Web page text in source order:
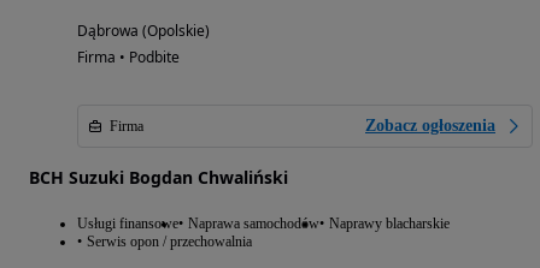
Dąbrowa (Opolskie)
Firma • Podbite
Firma Zobacz ogłoszenia
BCH Suzuki Bogdan Chwaliński
Usługi finansowe Naprawa samochodów Naprawy blacharskie
Serwis opon / przechowalnia